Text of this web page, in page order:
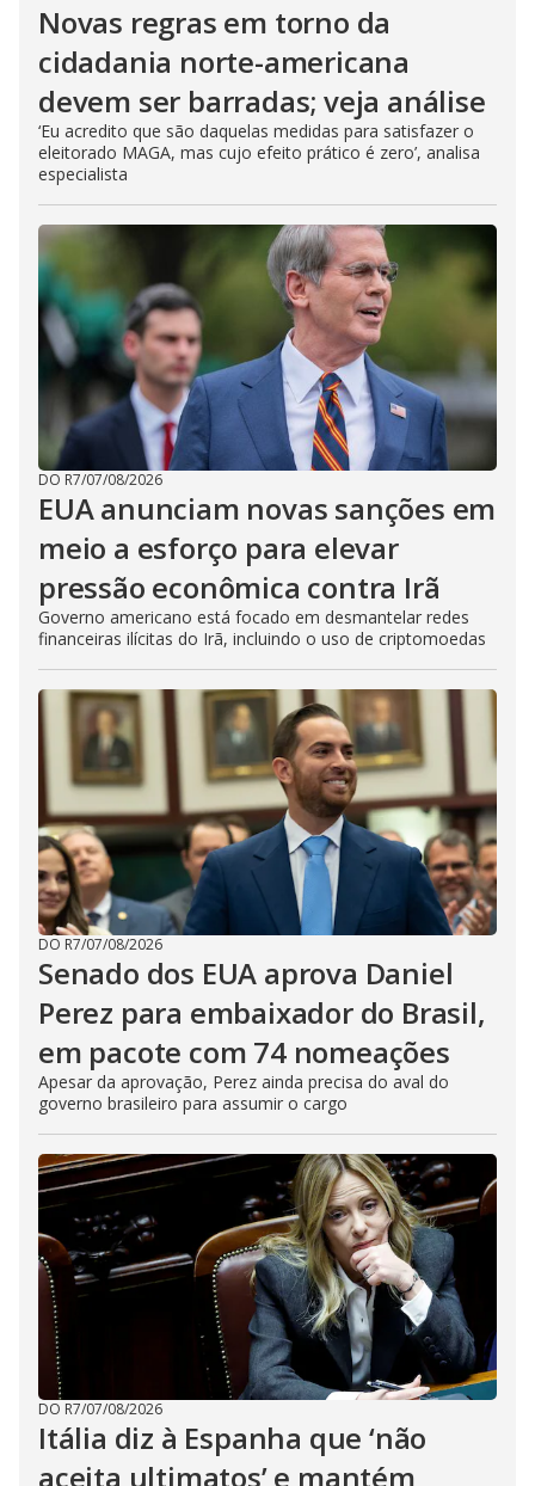
Novas regras em torno da
cidadania norte-americana
devem ser barradas; veja análise
‘Eu acredito que são daquelas medidas para satisfazer o
eleitorado MAGA, mas cujo efeito prático é zero’, analisa
especialista
DO R7/07/08/2026
EUA anunciam novas sanções em
meio a esforço para elevar
pressão econômica contra Irã
Governo americano está focado em desmantelar redes
financeiras ilícitas do Irã, incluindo o uso de criptomoedas
DO R7/07/08/2026
Senado dos EUA aprova Daniel
Perez para embaixador do Brasil,
em pacote com 74 nomeações
Apesar da aprovação, Perez ainda precisa do aval do
governo brasileiro para assumir o cargo
DO R7/07/08/2026
Itália diz à Espanha que ‘não
aceita ultimatos’ e mantém